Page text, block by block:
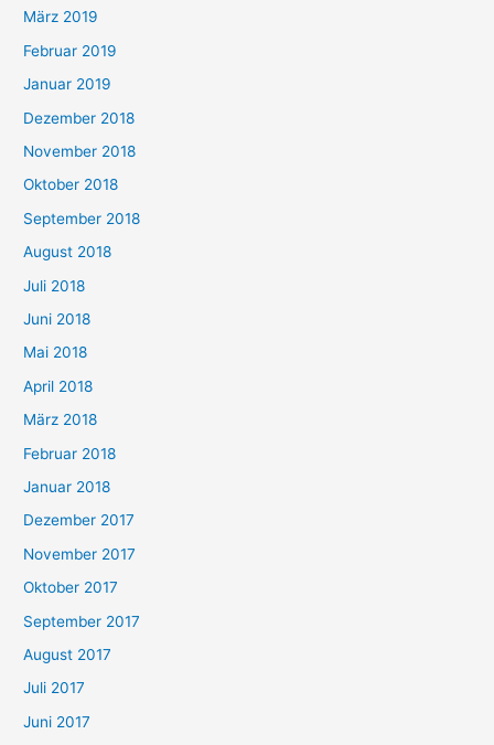
März 2019
Februar 2019
Januar 2019
Dezember 2018
November 2018
Oktober 2018
September 2018
August 2018
Juli 2018
Juni 2018
Mai 2018
April 2018
März 2018
Februar 2018
Januar 2018
Dezember 2017
November 2017
Oktober 2017
September 2017
August 2017
Juli 2017
Juni 2017